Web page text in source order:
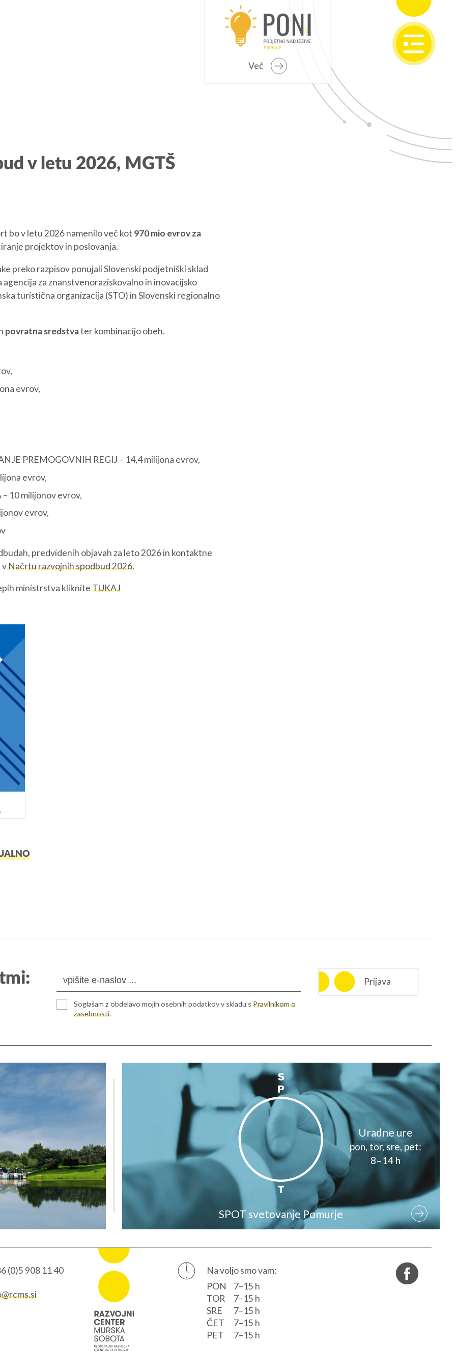
Invest Pomurje
REGIONALNI RAZVOJ
REGIJA
Sobota
Več
v letu 2026, MGTŠ
bo v letu 2026 namenilo več kot 970 mio evrov za
projektov in poslovanja.
preko razpisov ponujali Slovenski podjetniški sklad
agencija za znanstvenoraziskovalno in inovacijsko
turistična organizacija (STO) in Slovenski regionalno
povratna sredstvater kombinacijo obeh.
evrov,
PREMOGOVNIH REGIJ – 14,4 milijona evrov,
evrov,
– 10 milijonov evrov,
evrov,
predvidenih objavah za leto 2026 in kontaktne
vNačrtu razvojnih spodbud 2026.
ministrstva klikniteTUKAJ
Soglašam z obdelavo mojih osebnih podatkov v skladu s Pravilnikom o
zasebnosti.
Prijava
Uradne ure
pon, tor, sre, pet:
8–14 h
SPOT svetovanje Pomurje
(0)5 908 11 40
Na voljo smo vam:
PON
7–15 h
TOR
7–15 h
SRE
7–15 h
ČET
7–15 h
PET
7–15 h